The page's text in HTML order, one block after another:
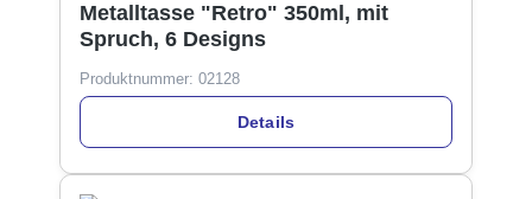
Metalltasse "Retro" 350ml, mit
Spruch, 6 Designs
Produktnummer: 02128
Details